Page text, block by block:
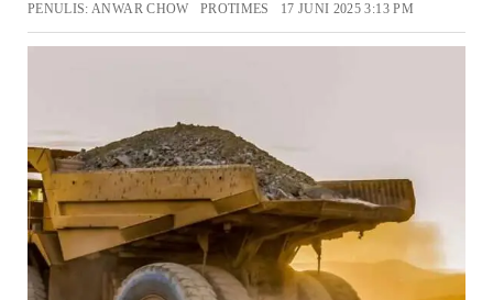
PENULIS: ANWAR CHOW PROTIMES 17 JUNI 2025 3:13 PM